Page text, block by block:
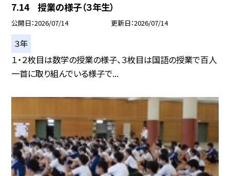
7.14 授業の様子（３年生）
公開日 2026/07/14 更新日 2026/07/14
３年
１・２枚目は数学の授業の様子、３枚目は国語の授業で百人
一首に取り組んでいる様子で...